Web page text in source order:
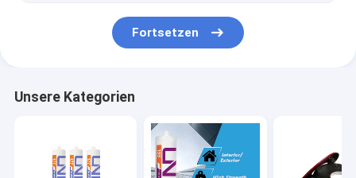
Fortsetzen
Unsere Kategorien